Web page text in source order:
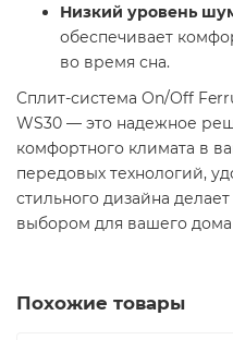
Низкий уровень
обеспечивает
во время сна.​
Сплит-система On/Off
WS30 — это надежное
комфортного климата в
передовых технологий,
стильного дизайна
выбором для вашего
Похожие товары